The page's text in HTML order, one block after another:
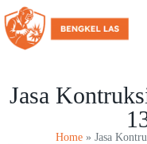
Jasa
Home» Jasa